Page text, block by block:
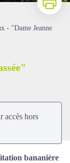
- "Dame Jeanne
accès hors
bananière